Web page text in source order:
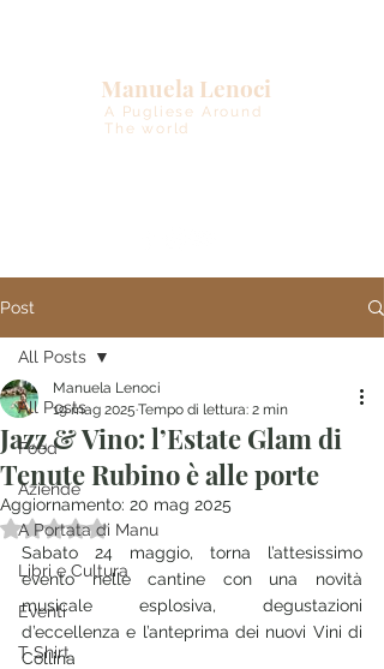
A Pugliese Around
The world
Manuela Lenoci
Post
All Posts
Food
Aziende
A Portata di Manu
Libri e Cultura
Eventi
T Shirt
All Posts
Jazz & Vino: l’Estate Glam di
Tenute Rubino è alle porte
Manuela Lenoci
19 mag 2025 Tempo di lettura: 2 min
Aggiornamento: 20 mag 2025
Valutazione NaN stelle su 5.
Sabato 24 maggio, torna l’attesissimo
evento nelle cantine con una novità
musicale esplosiva, degustazioni
d’eccellenza e l’anteprima dei nuovi Vini di
Collina